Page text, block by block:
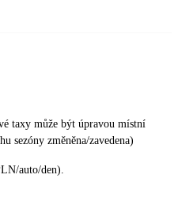
taxy může být úpravou místní
sezóny změněna/zavedena)
auto/den).